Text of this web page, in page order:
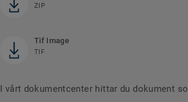
ZIP
Tif Image
TIF
I vårt dokumentcenter hittar du dokument